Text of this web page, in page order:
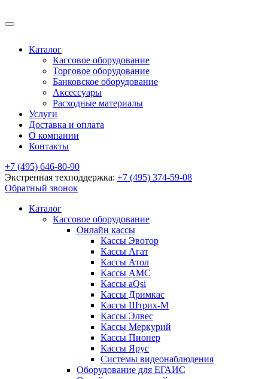
Каталог
Кассовое оборудование
Торговое оборудование
Банковское оборудование
Аксессуары
Расходные материалы
Услуги
Доставка и оплата
О компании
Контакты
+7 (495) 646-80-90
Экстренная техподдержка: +7 (495) 374-59-08
Обратный звонок
Каталог
Кассовое оборудование
Онлайн кассы
Кассы Эвотор
Кассы Агат
Кассы Атол
Кассы АМС
Кассы aQsi
Кассы Дримкас
Кассы Штрих-М
Кассы Элвес
Кассы Меркурий
Кассы Пионер
Кассы Ярус
Системы видеонаблюдения
Оборудование для ЕГАИС